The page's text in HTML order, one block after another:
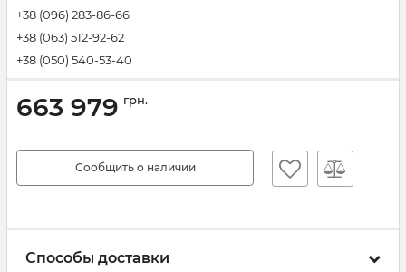
+38 (096) 283-86-66
+38 (063) 512-92-62
+38 (050) 540-53-40
663 979 грн.
Сообщить о наличии
Способы доставки